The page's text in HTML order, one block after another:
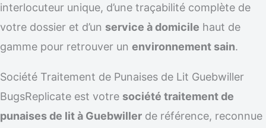
interlocuteur unique, d’une traçabilité complète de
votre dossier et d’un service à domicile haut de
gamme pour retrouver un environnement sain.
Société Traitement de Punaises de Lit Guebwiller
BugsReplicate est votre société traitement de
punaises de lit à Guebwiller de référence, reconnue